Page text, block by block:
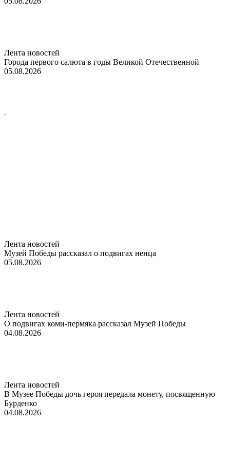
Лента новостей
Города первого салюта в годы Великой Отечественной
05.08.2026
Лента новостей
Музей Победы рассказал о подвигах ненца
05.08.2026
Лента новостей
О подвигах коми-пермяка рассказал Музей Победы
04.08.2026
Лента новостей
В Музее Победы дочь героя передала монету, посвященную
Бурденко
04.08.2026